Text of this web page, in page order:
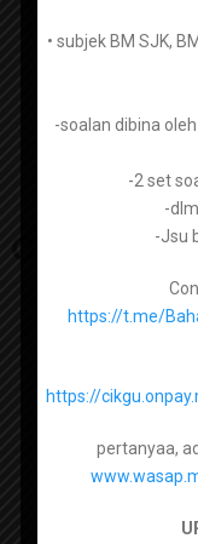
Category:
Bahasa Melayu
Bahasa Melayu
Bahasa Melayu
Bahasa Melayu
Bahasa Inggeris
Bahasa Inggeris
• subjek BM SJK,
-soalan dibina
-2 set
-
-Jsu
https://t.me/
https://
pertanyaa,